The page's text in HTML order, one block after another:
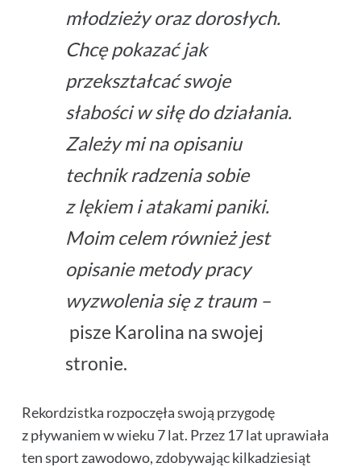
młodzieży oraz dorosłych.
Chcę pokazać jak
przekształcać swoje
słabości w siłę do działania.
Zależy mi na opisaniu
technik radzenia sobie
z lękiem i atakami paniki.
Moim celem również jest
opisanie metody pracy
wyzwolenia się z traum –
pisze Karolina na swojej
stronie.
Rekordzistka rozpoczęła swoją przygodę
z pływaniem w wieku 7 lat. Przez 17 lat uprawiała
ten sport zawodowo, zdobywając kilkadziesiąt